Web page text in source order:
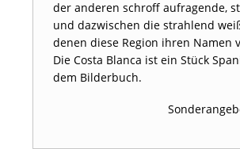
der anderen schroff aufragende,
und dazwischen die strahlend
denen diese Region ihren Namen
Die Costa Blanca ist ein Stück
dem Bilderbuch.